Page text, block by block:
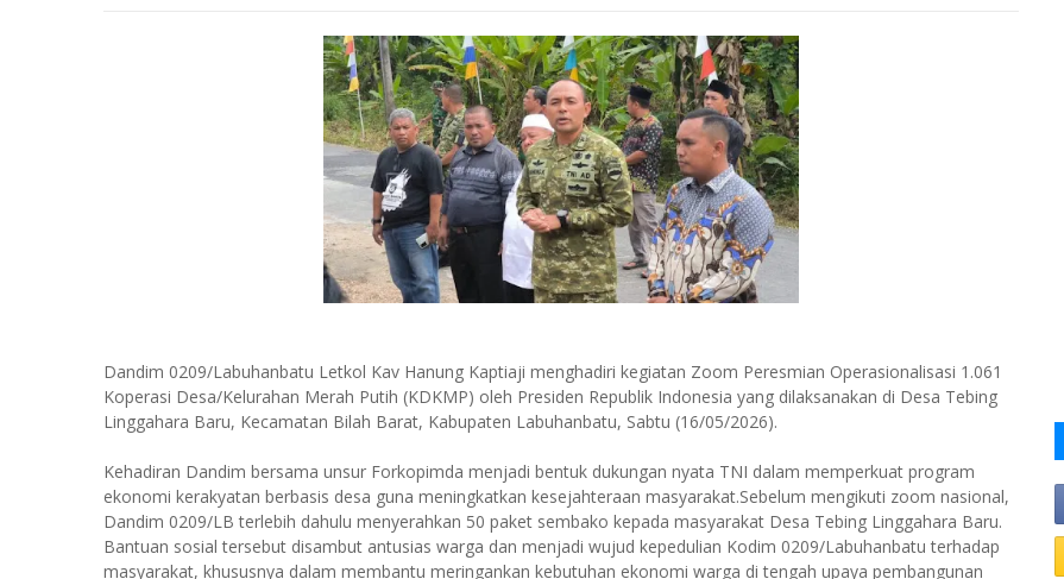
Dandim 0209/Labuhanbatu Letkol Kav Hanung Kaptiaji menghadiri kegiatan Zoom Peresmian Operasionalisasi 1.061
Koperasi Desa/Kelurahan Merah Putih (KDKMP) oleh Presiden Republik Indonesia yang dilaksanakan di Desa Tebing
Linggahara Baru, Kecamatan Bilah Barat, Kabupaten Labuhanbatu, Sabtu (16/05/2026).
Kehadiran Dandim bersama unsur Forkopimda menjadi bentuk dukungan nyata TNI dalam memperkuat program
ekonomi kerakyatan berbasis desa guna meningkatkan kesejahteraan masyarakat.Sebelum mengikuti zoom nasional,
Dandim 0209/LB terlebih dahulu menyerahkan 50 paket sembako kepada masyarakat Desa Tebing Linggahara Baru.
Bantuan sosial tersebut disambut antusias warga dan menjadi wujud kepedulian Kodim 0209/Labuhanbatu terhadap
masyarakat, khususnya dalam membantu meringankan kebutuhan ekonomi warga di tengah upaya pembangunan